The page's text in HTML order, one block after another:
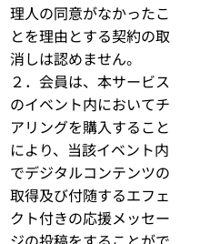
理人の同意がなかったこ
とを理由とする契約の取
消しは認めません。
２．会員は、本サービス
のイベント内においてチ
アリングを購入すること
により、当該イベント内
でデジタルコンテンツの
取得及び付随するエフェ
クト付きの応援メッセー